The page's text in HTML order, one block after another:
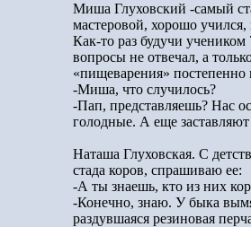
Миша Глуховский -самый
мастеровой, хорошо
Как-то раз будучи
вопросы не отвечал, а
«пищеварения»
-Миша, что случилось?
-Пап, представляешь? Нас
голодные. А еще
Наташа Глуховская. С
стада коров, спрашиваю ее:
-А ты знаешь, кто из них
-Конечно, знаю. У быка
раздувшаяся резиновая